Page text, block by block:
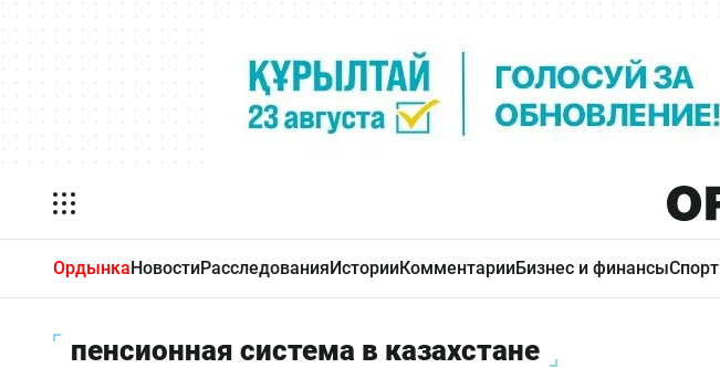
ОрдынкаНовостиРасследованияИсторииКомментарииБизнес и финансыСпорт
пенсионная система в казахстане